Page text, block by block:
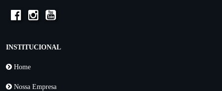
INSTITUCIONAL
Home
Nossa Empresa